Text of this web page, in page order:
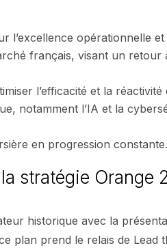
l’excellence opérationnelle
français, visant un retour
l’efficacité et la réactivité
notamment l’IA et la
en progression constante.
stratégie Orange
historique avec la
plan prend le relais de Lead